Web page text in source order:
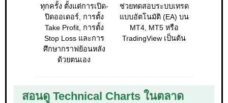
ทุกครั้ง ตั้งแต่การเปิด-
ปิดออเดอร์, การตั้ง
Take Profit, การตั้ง
Stop Loss และการ
ศึกษากราฟย้อนหลัง
ด้วยตนเอง
ช่วยทดสอบระบบเทรด
แบบอัตโนมัติ (EA) บน
MT4, MT5 หรือ
TradingView เป็นต้น
สอนดู Technical Charts ในตลาด